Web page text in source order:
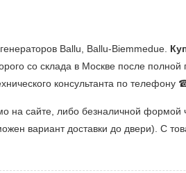
Ballu, Ballu-Biemmedue.
со склада в Москве после
консультанта по
на сайте, либо безналичной
вариант доставки до двери). С